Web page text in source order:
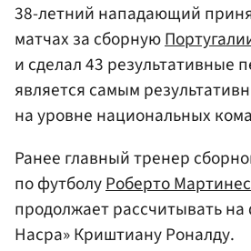
38-летний нападающий
матчах за сборную
и сделал 43 результативные
является самым
на уровне национальных
Ранее главный тренер
по футболуРоберто Мартинес
продолжает рассчитывать
Насра» Криштиану Роналду.